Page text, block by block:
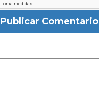
Publicar Comentario